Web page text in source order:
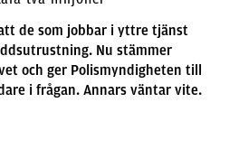
de som jobbar i yttre tjänst
Nu stämmer
och ger Polismyndigheten till
i frågan. Annars väntar vite.